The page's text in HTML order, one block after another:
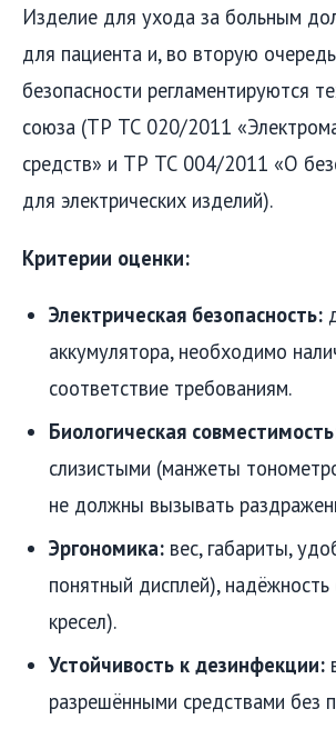
Изделие для ухода за больным
для пациента и, во вторую
безопасности регламентируются
союза (ТР ТС 020/2011
средств» и ТР ТС 004/2011 «О
для электрических изделий).
Критерии оценки:
Электрическая безопасность:
аккумулятора, необходимо
соответствие требованиям.
Биологическая
слизистыми (манжеты
не должны вызывать
Эргономика: вес, габариты,
понятный дисплей),
кресел).
Устойчивость к дезинфекции:
разрешёнными средствами без